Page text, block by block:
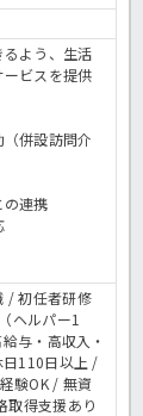
よう、生活
ビスを提供
併設訪問介
の連携
/ 初任者研修
ヘルパー1
与・高収入・
110日以上 /
験OK / 無資
取得支援あり